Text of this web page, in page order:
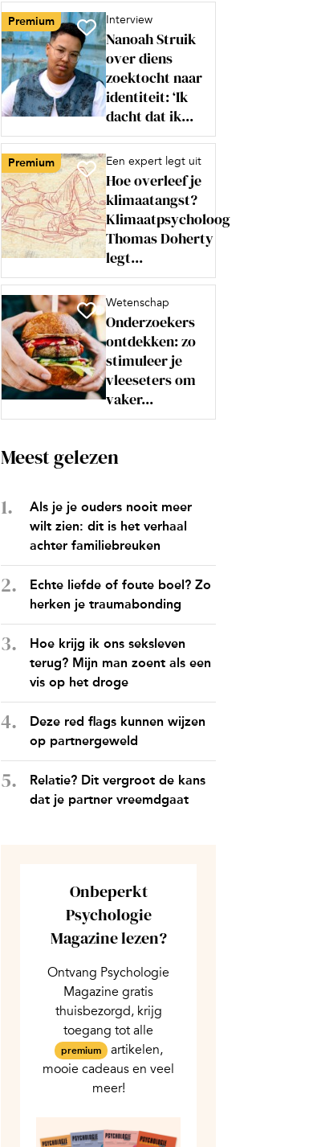
Premium Interview
Nanoah Struik
over diens
zoektocht naar
identiteit: ‘Ik
dacht dat ik...
Premium Een expert legt uit
Hoe overleef je
klimaatangst?
Klimaatpsycholoog
Thomas Doherty
legt...
Wetenschap
Onderzoekers
ontdekken: zo
stimuleer je
vleeseters om
vaker...
Meest gelezen
Als je je ouders nooit meer
wilt zien: dit is het verhaal
achter familiebreuken
Echte liefde of foute boel? Zo
herken je traumabonding
Hoe krijg ik ons seksleven
terug? Mijn man zoent als een
vis op het droge
Deze red flags kunnen wijzen
op partnergeweld
Relatie? Dit vergroot de kans
dat je partner vreemdgaat
Onbeperkt
Psychologie
Magazine lezen?
Ontvang Psychologie
Magazine gratis
thuisbezorgd, krijg
toegang tot alle
premium artikelen,
mooie cadeaus en veel
meer!